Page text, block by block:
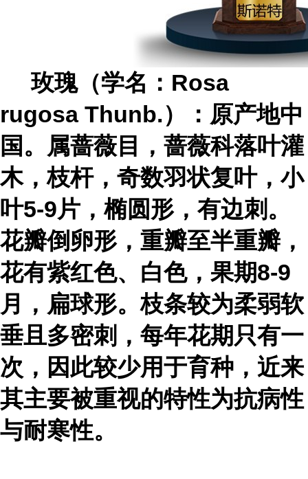
玫瑰（学名：Rosa
rugosa Thunb.）：原产地中
国。属蔷薇目，蔷薇科落叶灌
木，枝杆，奇数羽状复叶，小
叶5-9片，椭圆形，有边刺。
花瓣倒卵形，重瓣至半重瓣，
花有紫红色、白色，果期8-9
月，扁球形。枝条较为柔弱软
垂且多密刺，每年花期只有一
次，因此较少用于育种，近来
其主要被重视的特性为抗病性
与耐寒性。